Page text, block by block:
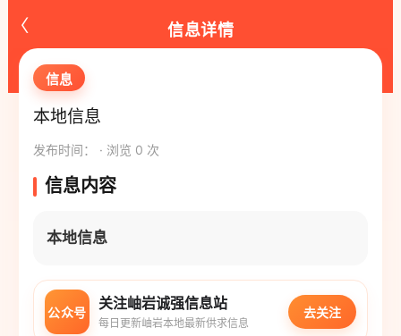
‹ 信息详情
信息
本地信息
发布时间： · 浏览 0 次
信息内容
本地信息
公众号
关注岫岩诚强信息站
每日更新岫岩本地最新供求信息
去关注